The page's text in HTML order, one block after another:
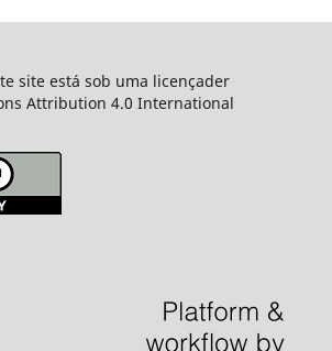
site está sob uma licençader
Attribution 4.0 International